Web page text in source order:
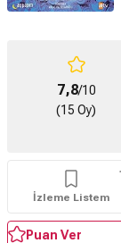
7,8/10
(15 Oy)
İzleme Listem
Puan Ver